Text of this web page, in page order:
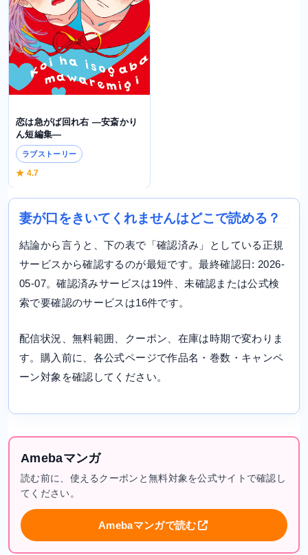
恋は急がば回れ右 ―安斎かり
ん短編集―
ラブストーリー
★ 4.7
妻が口をきいてくれませんはどこで読める？
結論から言うと、下の表で「確認済み」としている正規
サービスから確認するのが最短です。最終確認日: 2026-
05-07。確認済みサービスは19件、未確認または公式検
索で要確認のサービスは16件です。
配信状況、無料範囲、クーポン、在庫は時期で変わりま
す。購入前に、各公式ページで作品名・巻数・キャンペ
ーン対象を確認してください。
Amebaマンガ
読む前に、使えるクーポンと無料対象を公式サイトで確認し
てください。
Amebaマンガで読む